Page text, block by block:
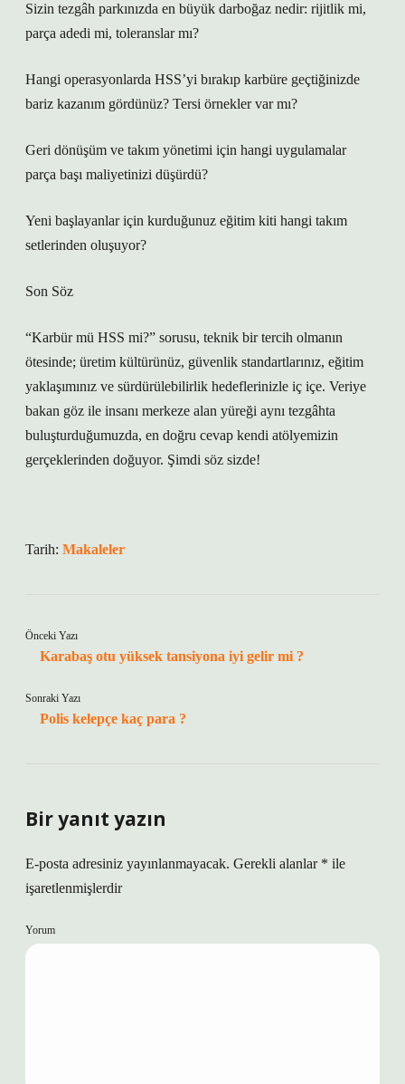
Sizin tezgâh parkınızda en büyük darboğaz nedir: rijitlik mi,
parça adedi mi, toleranslar mı?
Hangi operasyonlarda HSS’yi bırakıp karbüre geçtiğinizde
bariz kazanım gördünüz? Tersi örnekler var mı?
Geri dönüşüm ve takım yönetimi için hangi uygulamalar
parça başı maliyetinizi düşürdü?
Yeni başlayanlar için kurduğunuz eğitim kiti hangi takım
setlerinden oluşuyor?
Son Söz
“Karbür mü HSS mi?” sorusu, teknik bir tercih olmanın
ötesinde; üretim kültürünüz, güvenlik standartlarınız, eğitim
yaklaşımınız ve sürdürülebilirlik hedeflerinizle iç içe. Veriye
bakan göz ile insanı merkeze alan yüreği aynı tezgâhta
buluşturduğumuzda, en doğru cevap kendi atölyemizin
gerçeklerinden doğuyor. Şimdi söz sizde!
Tarih: Makaleler
Önceki Yazı
Karabaş otu yüksek tansiyona iyi gelir mi ?
Sonraki Yazı
Polis kelepçe kaç para ?
Bir yanıt yazın
E-posta adresiniz yayınlanmayacak. Gerekli alanlar * ile
işaretlenmişlerdir
Yorum